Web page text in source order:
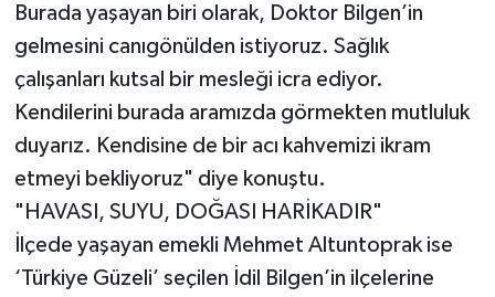
Burada yaşayan biri olarak, Doktor Bilgen’in
gelmesini canıgönülden istiyoruz. Sağlık
çalışanları kutsal bir mesleği icra ediyor.
Kendilerini burada aramızda görmekten mutluluk
duyarız. Kendisine de bir acı kahvemizi ikram
etmeyi bekliyoruz" diye konuştu.
"HAVASI, SUYU, DOĞASI HARİKADIR"
İlçede yaşayan emekli Mehmet Altuntoprak ise
‘Türkiye Güzeli’ seçilen İdil Bilgen’in ilçelerine